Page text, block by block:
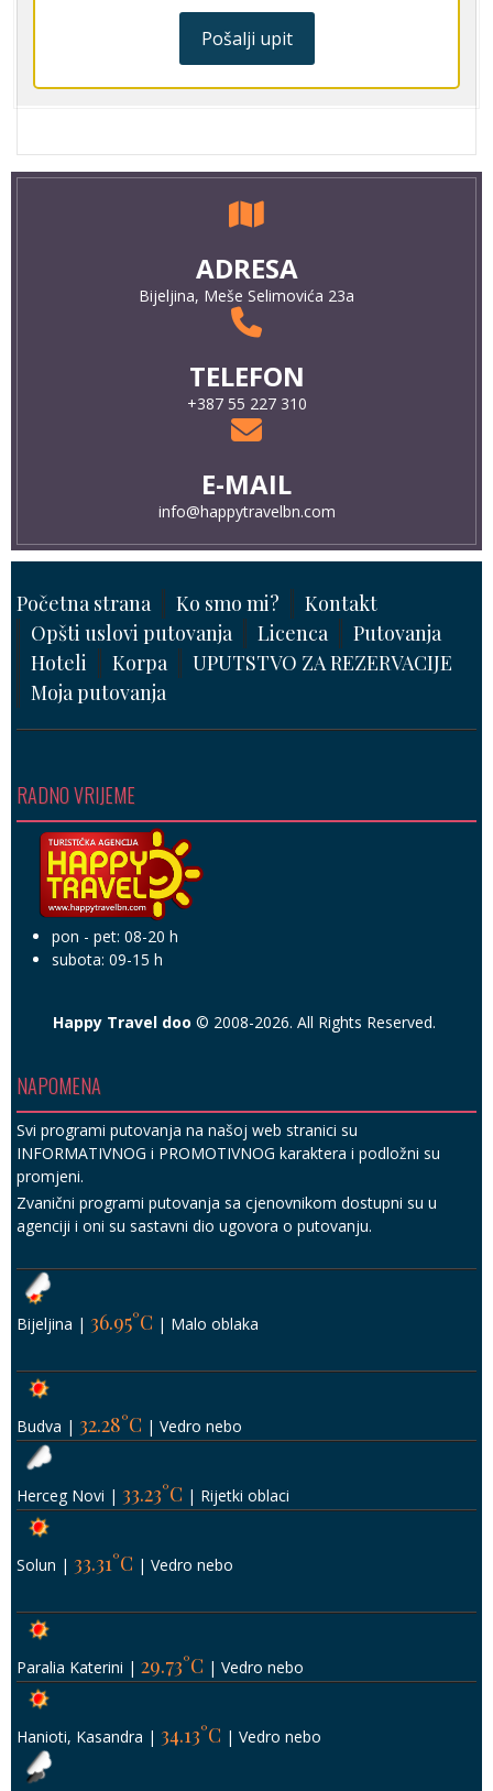
Pošalji upit
ADRESA
Bijeljina, Meše Selimovića 23a
TELEFON
+387 55 227 310
E-MAIL
info@happytravelbn.com
Početna strana Ko smo mi?
Kontakt
Opšti uslovi putovanja
Licenca
Putovanja
Hoteli
Korpa
UPUTSTVO ZA REZERVACIJE
Moja putovanja
RADNO VRIJEME
pon - pet: 08-20 h
subota: 09-15 h
Happy Travel doo © 2008-2026. All Rights Reserved.
NAPOMENA
Svi programi putovanja na našoj web stranici su
INFORMATIVNOG i PROMOTIVNOG karaktera i podložni su
promjeni.
Zvanični programi putovanja sa cjenovnikom dostupni su u
agenciji i oni su sastavni dio ugovora o putovanju.
Bijeljina | 36.95°C | Malo oblaka
Budva | 32.28°C | Vedro nebo
Herceg Novi | 33.23°C | Rijetki oblaci
Solun | 33.31°C | Vedro nebo
Paralia Katerini | 29.73°C | Vedro nebo
Hanioti, Kasandra | 34.13°C | Vedro nebo